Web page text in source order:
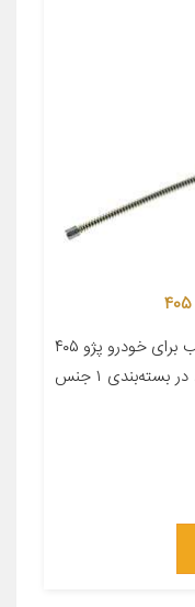
معرفی محصول جزئیات محصول مناسب برای خودرو پژو ۴۰۵
ویژگی‌های کابل کابل ترمز دستی تعداد در بسته‌بندی ۱ جنس